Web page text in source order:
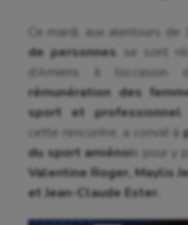
Ce mardi, aux alentours de
de personnes se sont
d’Amiens à l’occasion
rémunération des
sport et professionnel
cette rencontre, a convié à
du sport amiénois pour y
Valentine Roger, Maylis
et Jean-Claude Ester.